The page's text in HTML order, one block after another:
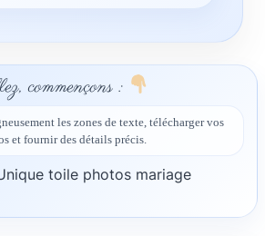
commençons :
les zones de texte, télécharger vos
et fournir des détails précis.
toile photos mariage